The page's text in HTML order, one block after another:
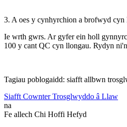
3. A oes y cynhyrchion a brofwyd cyn
Ie wrth gwrs. Ar gyfer ein holl
100 y cant QC cyn llongau. Rydyn
Tagiau poblogaidd: siafft allbwn
Siafft Cownter Trosglwyddo â Llaw
na
Fe allech Chi Hoffi Hefyd